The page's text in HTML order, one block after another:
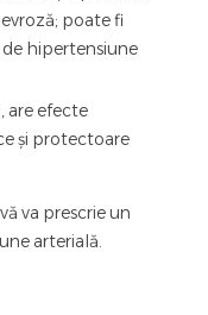
poate fi
de hipertensiune
are efecte
și protectoare
va prescrie un
arterială.